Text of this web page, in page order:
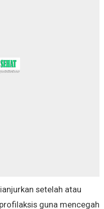
setelah atau
guna mencegah